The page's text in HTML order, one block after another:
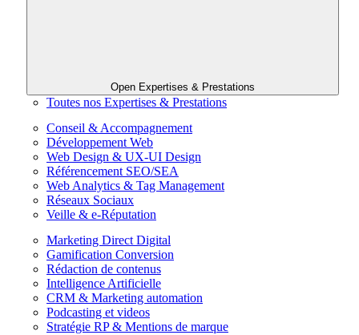
Open Expertises & Prestations
Toutes nos Expertises & Prestations
Conseil & Accompagnement
Développement Web
Web Design & UX-UI Design
Référencement SEO/SEA
Web Analytics & Tag Management
Réseaux Sociaux
Veille & e-Réputation
Marketing Direct Digital
Gamification Conversion
Rédaction de contenus
Intelligence Artificielle
CRM & Marketing automation
Podcasting et videos
Stratégie RP & Mentions de marque